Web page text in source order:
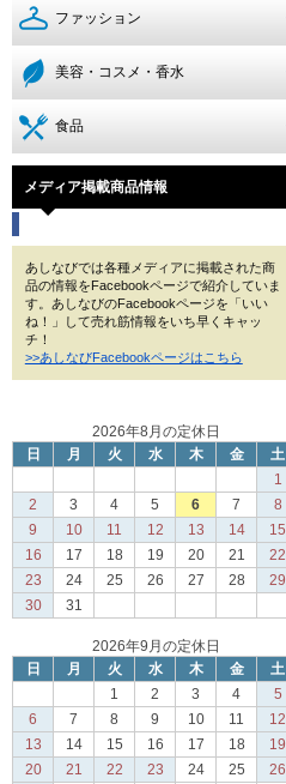
ファッション
美容・コスメ・香水
食品
メディア掲載商品情報
あしなびでは各種メディアに掲載された商
品の情報をFacebookページで紹介していま
す。あしなびのFacebookページを「いい
ね！」して売れ筋情報をいち早くキャッ
チ！
>>あしなびFacebookページはこちら
2026年8月の定休日
日
月 火 水 木 金
土
1
2
3 4 5 6 7
8
9
10 11 12 13 14
15
16
17 18 19 20 21
22
23
24 25 26 27 28
29
30
31
2026年9月の定休日
日
月 火 水 木 金
土
1
2 3 4
5
6
7 8 9 10 11
12
13
14 15 16 17 18
19
20
21 22 23 24 25
26